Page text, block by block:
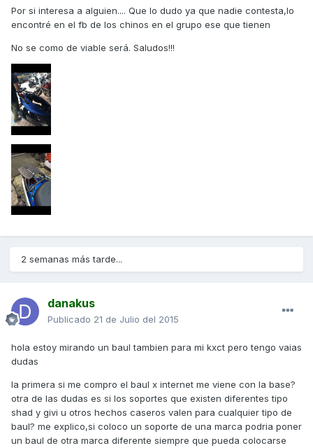
Por si interesa a alguien.... Que lo dudo ya que nadie contesta,lo
encontré en el fb de los chinos en el grupo ese que tienen
No se como de viable será. Saludos!!!
2 semanas más tarde...
danakus
Publicado 21 de Julio del 2015
hola estoy mirando un baul tambien para mi kxct pero tengo vaias
dudas
la primera si me compro el baul x internet me viene con la base?
otra de las dudas es si los soportes que existen diferentes tipo
shad y givi u otros hechos caseros valen para cualquier tipo de
baul? me explico,si coloco un soporte de una marca podria poner
un baul de otra marca diferente siempre que pueda colocarse